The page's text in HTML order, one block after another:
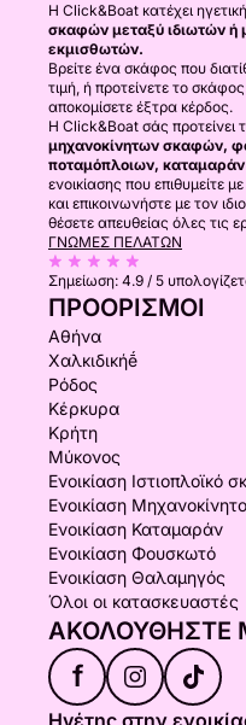
Η Click&Boat κατέχει
σκαφών μεταξύ ιδιωτών ή
εκμισθωτών.
Βρείτε ένα σκάφος που
τιμή, ή προτείνετε το
αποκομίσετε έξτρα κέρδος.
Η Click&Boat σάς προτείνει
μηχανοκίνητων σκαφών,
ποταμόπλοιων,
ενοικίασης που επιθυμείτε
και επικοινωνήστε με τον
θέσετε απευθείας όλες τις
ΓΝΏΜΕΣ ΠΕΛΑΤΏΝ
Σημείωση: 4.9 / 5
ΠΡΟΟΡΙΣΜΟΊ
Αθήνα
Χαλκιδικήḗ
Ρόδος
Κέρκυρα
Κρήτη
Μύκονος
Ενοικίαση Ιστιοπλοϊκό
Ενοικίαση
Ενοικίαση Καταμαράν
Ενοικίαση Φουσκωτό
Ενοικίαση Θαλαμηγός
Όλοι οι κατασκευαστές
ΑΚΟΛΟΥΘΉΣΤΕ
f
Ηγέτης στην